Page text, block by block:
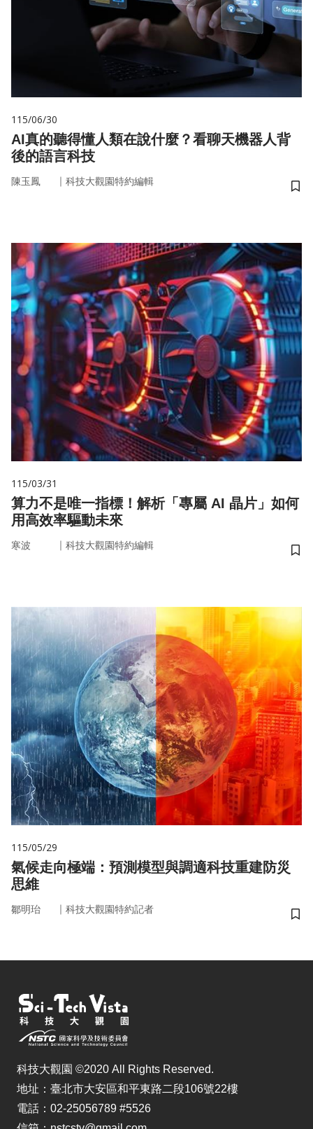
115/06/30
AI真的聽得懂人類在說什麼？看聊天機器人背
後的語言科技
陳玉鳳 ｜ 科技大觀園特約編輯
儲
115/03/31
算力不是唯一指標！解析「專屬 AI 晶片」如何
用高效率驅動未來
寒波 ｜ 科技大觀園特約編輯
儲
115/05/29
氣候走向極端：預測模型與調適科技重建防災
思維
鄒明珆 ｜ 科技大觀園特約記者
儲
科技大觀園 ©2020 All Rights Reserved.
地址：臺北市大安區和平東路二段106號22樓
電話：02-25056789 #5526